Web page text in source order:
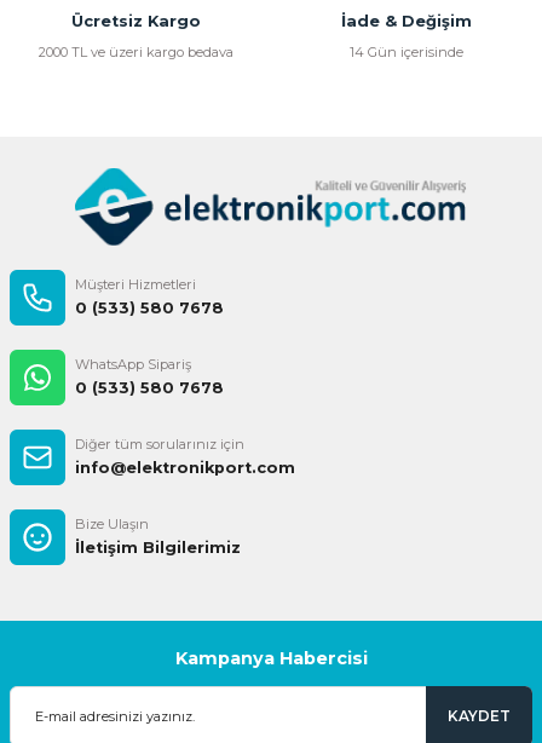
Bu ürüne benzer farklı alternatifler olmalı.
Ücretsiz Kargo
2000 TL ve üzeri kargo bedava
İade & Değişim
14 Gün içerisinde
Müşteri Hizmetleri
0 (533) 580 7678
WhatsApp Sipariş
0 (533) 580 7678
Diğer tüm sorularınız için
info@elektronikport.com
Bize Ulaşın
İletişim Bilgilerimiz
Kampanya Habercisi
KAYDET